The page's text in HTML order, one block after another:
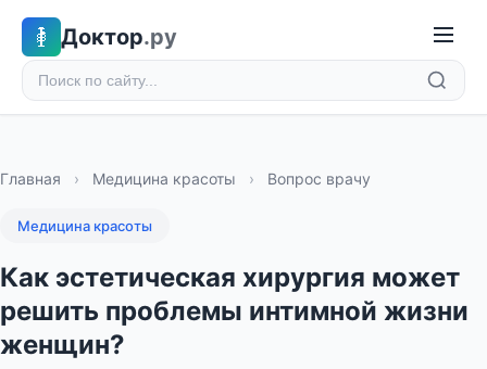
Доктор.ру
Главная › Медицина красоты › Вопрос врачу
Медицина красоты
Как эстетическая хирургия может
решить проблемы интимной жизни
женщин?